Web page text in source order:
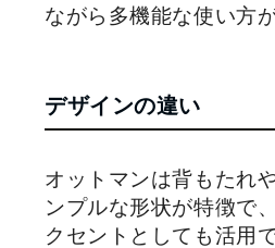
ながら多機能な使い方
デザインの違い
オットマンは背もたれ
ンプルな形状が特徴で
クセントとしても活用